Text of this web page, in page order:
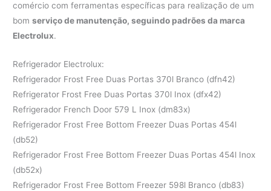
comércio com ferramentas específicas para realização de um
bomserviço de manutenção, seguindo padrões da marca
Electrolux.
Refrigerador Electrolux:
Refrigerador Frost Free Duas Portas 370l Branco (dfn42)
Refrigerator Frost Free Duas Portas 370l Inox (dfx42)
Refrigerador French Door 579 L Inox (dm83x)
Refrigerador Frost Free Bottom Freezer Duas Portas 454l
(db52)
Refrigerador Frost Free Bottom Freezer Duas Portas 454l Inox
(db52x)
Refrigerador Frost Free Bottom Freezer 598l Branco (db83)